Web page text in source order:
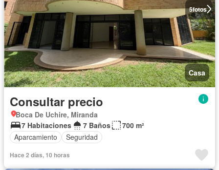
5fotos
Casa
Consultar precio
Boca De Uchire, Miranda
7 Habitaciones
7 Baños
700 m²
Aparcamiento
Seguridad
Hace 2 días, 10 horas